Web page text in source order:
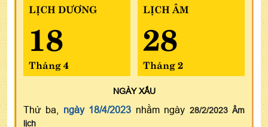
LỊCH DƯƠNG
18
Tháng 4
LỊCH ÂM
28
Tháng 2
NGÀYXẤU
Thứ ba, ngày 18/4/2023 nhằm ngày 28/2/2023 Âm
lịch